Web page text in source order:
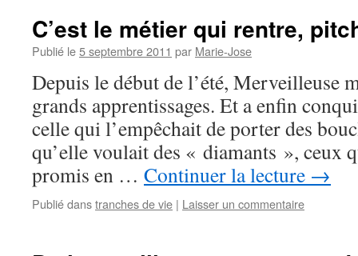
C’est le métier qui rentre,
Publié le5 septembre 2011 par Marie-Jose
Depuis le début de l’été, Merveilleuse
grands apprentissages. Et a enfin
celle qui l’empêchait de porter des
qu’elle voulait des « diamants », ceux
promis en … Continuer la lecture →
Publié danstranches de vie | Laisser un commentaire